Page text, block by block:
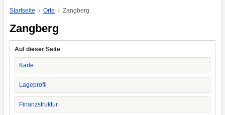
Startseite Orte Zangberg
Zangberg
Auf dieser Seite
Karte
Lageprofil
Finanzstruktur